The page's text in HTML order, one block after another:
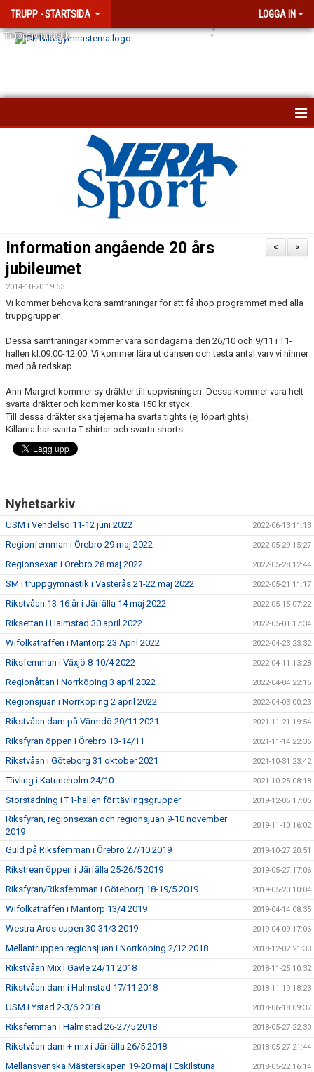
TRUPP - STARTSIDA LOGGA IN
.`
Truppgymnastik
BÖRJA TRUPPGYMNASTIK
TÄVLINGSBESTÄMMELSER
>
<
Information angående 20 års
jubileumet
2014-10-20 19:53
Vi kommer behöva köra samträningar för att få ihop programmet med alla
truppgrupper.
Dessa samträningar kommer vara söndagarna den 26/10 och 9/11 i T1-
hallen kl.09.00-12.00. Vi kommer lära ut dansen och testa antal varv vi hinner
med på redskap.
Ann-Margret kommer sy dräkter till uppvisningen. Dessa kommer vara helt
svarta dräkter och kommer kosta 150 kr styck.
Till dessa dräkter ska tjejerna ha svarta tights (ej löpartights).
Killarna har svarta T-shirtar och svarta shorts.
Nyhetsarkiv
USM i Vendelsö 11-12 juni 2022 2022-06-13 11:13
Regionfemman i Örebro 29 maj 2022 2022-05-29 15:27
Regionsexan i Örebro 28 maj 2022 2022-05-28 12:44
SM i truppgymnastik i Västerås 21-22 maj 2022 2022-05-21 11:17
Rikstvåan 13-16 år i Järfälla 14 maj 2022 2022-05-15 07:22
Riksettan i Halmstad 30 april 2022 2022-05-01 17:34
Wifolkaträffen i Mantorp 23 April 2022 2022-04-23 23:32
Riksfemman i Växjö 8-10/4 2022 2022-04-11 13:28
Regionåttan i Norrköping 3 april 2022 2022-04-04 22:15
Regionsjuan i Norrköping 2 april 2022 2022-04-03 00:23
Rikstvåan dam på Värmdö 20/11 2021 2021-11-21 19:54
Riksfyran öppen i Örebro 13-14/11 2021-11-14 22:36
Rikstvåan i Göteborg 31 oktober 2021 2021-10-31 23:42
Tävling i Katrineholm 24/10 2021-10-25 08:18
Storstädning i T1-hallen för tävlingsgrupper 2019-12-05 17:05
Riksfyran, regionsexan och regionsjuan 9-10 november
2019
2019-11-10 16:02
Guld på Riksfemman i Örebro 27/10 2019 2019-10-27 20:51
Rikstrean öppen i Järfälla 25-26/5 2019 2019-05-27 17:06
Riksfyran/Riksfemman i Göteborg 18-19/5 2019 2019-05-20 10:04
Wifolkaträffen i Mantorp 13/4 2019 2019-04-14 08:35
Westra Aros cupen 30-31/3 2019 2019-04-09 17:06
Mellantruppen regionsjuan i Norrköping 2/12 2018 2018-12-02 21:33
Rikstvåan Mix i Gävle 24/11 2018 2018-11-25 10:32
Rikstvåan dam i Halmstad 17/11 2018 2018-11-19 18:23
USM i Ystad 2-3/6 2018 2018-06-18 09:37
Riksfemman i Halmstad 26-27/5 2018 2018-05-27 22:30
Rikstvåan dam + mix i Järfälla 26/5 2018 2018-05-27 21:44
Mellansvenska Mästerskapen 19-20 maj i Eskilstuna 2018-05-22 16:14